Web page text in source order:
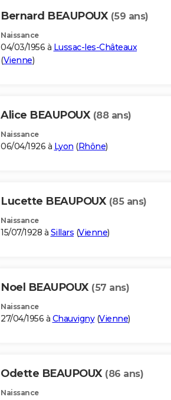
Bernard BEAUPOUX (59 ans)
Naissance
04/03/1956 à Lussac-les-Châteaux
(Vienne)
Alice BEAUPOUX (88 ans)
Naissance
06/04/1926 à Lyon (Rhône)
Lucette BEAUPOUX (85 ans)
Naissance
15/07/1928 à Sillars (Vienne)
Noel BEAUPOUX (57 ans)
Naissance
27/04/1956 à Chauvigny(Vienne)
Odette BEAUPOUX (86 ans)
Naissance